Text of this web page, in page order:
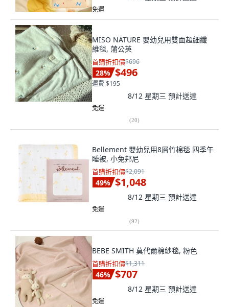
免運
MISO NATURE 嬰幼兒用雙面超細纖
維毯, 蒲公英
首購折扣價$696
28% $496
運費 $195
8/12 星期三 預計送達
免運
(20)
Bellement 嬰幼兒用8層竹棉毯 四季午
睡被, 小兔邦尼
首購折扣價$2,091
49% $1,048
8/12 星期三 預計送達
免運
(92)
BEBE SMITH 莫代爾棉紗毯, 粉色
首購折扣價$1,311
46% $707
8/12 星期三 預計送達
免運